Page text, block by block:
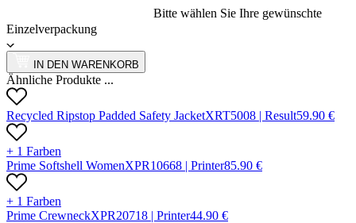
Bitte wählen Sie Ihre gewünschte
Einzelverpackung
IN DEN WARENKORB
Ähnliche Produkte ...
Recycled Ripstop Padded Safety JacketXRT5008 | Result59.90 €
+ 1 Farben
Prime Softshell WomenXPR10668 | Printer85.90 €
+ 1 Farben
Prime CrewneckXPR20718 | Printer44.90 €